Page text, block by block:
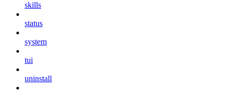
skills
status
system
tui
uninstall